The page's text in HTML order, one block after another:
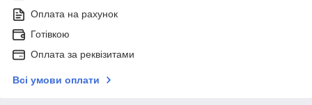
Оплата на рахунок
Готівкою
Оплата за реквізитами
Всі умови оплати